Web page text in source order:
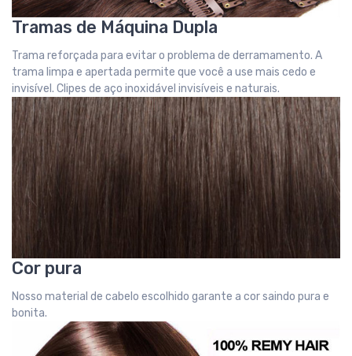
Tramas de Máquina Dupla
Trama reforçada para evitar o problema de derramamento. A
trama limpa e apertada permite que você a use mais cedo e
invisível. Clipes de aço inoxidável invisíveis e naturais.
Cor pura
Nosso material de cabelo escolhido garante a cor saindo pura e
bonita.